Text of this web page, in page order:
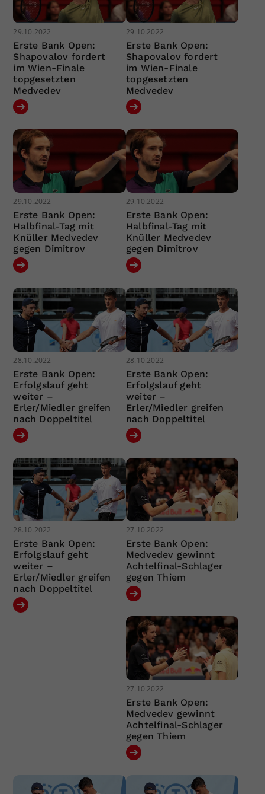
29.10.2022
Erste Bank Open:
Shapovalov fordert
im Wien-Finale
topgesetzten
Medvedev
29.10.2022
Erste Bank Open:
Shapovalov fordert
im Wien-Finale
topgesetzten
Medvedev
29.10.2022
Erste Bank Open:
Halbfinal-Tag mit
Knüller Medvedev
gegen Dimitrov
29.10.2022
Erste Bank Open:
Halbfinal-Tag mit
Knüller Medvedev
gegen Dimitrov
28.10.2022
Erste Bank Open:
Erfolgslauf geht
weiter –
Erler/Miedler greifen
nach Doppeltitel
28.10.2022
Erste Bank Open:
Erfolgslauf geht
weiter –
Erler/Miedler greifen
nach Doppeltitel
28.10.2022
Erste Bank Open:
Erfolgslauf geht
weiter –
Erler/Miedler greifen
nach Doppeltitel
27.10.2022
Erste Bank Open:
Medvedev gewinnt
Achtelfinal-Schlager
gegen Thiem
27.10.2022
Erste Bank Open:
Medvedev gewinnt
Achtelfinal-Schlager
gegen Thiem